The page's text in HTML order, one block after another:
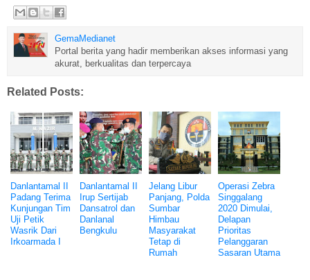
GemaMedianet
Portal berita yang hadir memberikan akses informasi yang
akurat, berkualitas dan terpercaya
Related Posts:
Danlantamal II
Padang Terima
Kunjungan Tim
Uji Petik
Wasrik Dari
Irkoarmada I
Danlantamal II
Irup Sertijab
Dansatrol dan
Danlanal
Bengkulu
Jelang Libur
Panjang, Polda
Sumbar
Himbau
Masyarakat
Tetap di
Rumah
Operasi Zebra
Singgalang
2020 Dimulai,
Delapan
Prioritas
Pelanggaran
Sasaran Utama